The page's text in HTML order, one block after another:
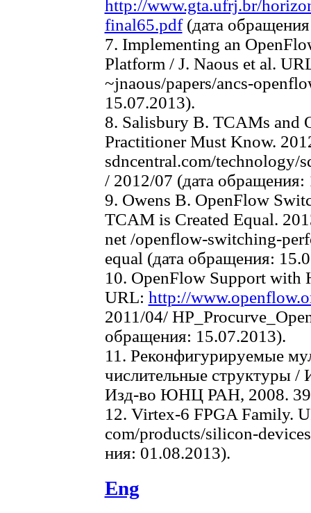
http://www.gta.ufrj.br/
final65.pdf(дата
7. Implementing an
Platform / J. Naous et al.
~jnaous/papers/ancs-
15.07.2013).
8. Salisbury B. TCAMs and
Practitioner Must Know.
sdncentral.com/technology/
/ 2012/07 (дата обращения:
9. Owens B. OpenFlow
TCAM is Created Equal.
net /openflow-switching-
equal (дата обращения:
10. OpenFlow Support with
URL: http://
2011/04/
обращения: 15.07.2013).
11. Реконфигурируемые
числительные структуры
Изд-во ЮНЦ РАН, 2008.
12. Virtex-6 FPGA Family.
com/products/silicon-
ния: 01.08.2013).
Eng